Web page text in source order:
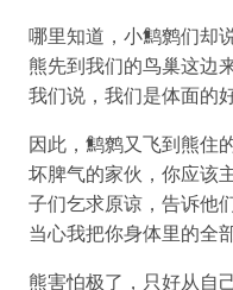
哪里知道，小鹪鹩们却
熊先到我们的鸟巢这边
我们说，我们是体面
因此，鹪鹩又飞到熊住
坏脾气的家伙，你应该
子们乞求原谅，告诉他
当心我把你身体里的全
熊害怕极了，只好从自